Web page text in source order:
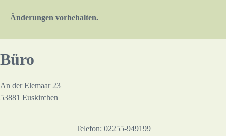
Änderungen vorbehalten.
Büro
An der Elemaar 23
53881 Euskirchen
Telefon: 02255-949199